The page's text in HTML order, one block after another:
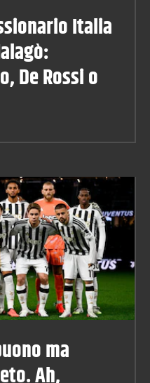
Italia
De Rossi o
ma
Ah,